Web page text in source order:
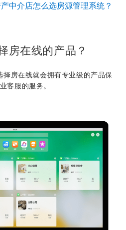
中介店怎么选房源管理系统？
房在线的产品？
择房在线就会拥有专业级的产品保
客服的服务。